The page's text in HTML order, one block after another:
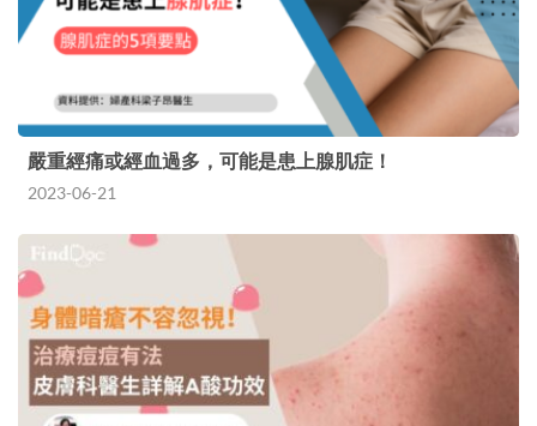
嚴重經痛或經血過多，可能是患上腺肌症！
2023-06-21